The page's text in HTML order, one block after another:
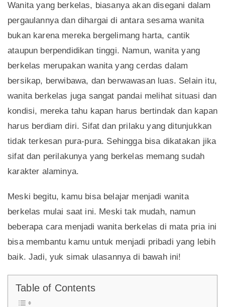
Wanita yang berkelas, biasanya akan disegani dalam
pergaulannya dan dihargai di antara sesama wanita
bukan karena mereka bergelimang harta, cantik
ataupun berpendidikan tinggi. Namun, wanita yang
berkelas merupakan wanita yang cerdas dalam
bersikap, berwibawa, dan berwawasan luas. Selain itu,
wanita berkelas juga sangat pandai melihat situasi dan
kondisi, mereka tahu kapan harus bertindak dan kapan
harus berdiam diri. Sifat dan prilaku yang ditunjukkan
tidak terkesan pura-pura. Sehingga bisa dikatakan jika
sifat dan perilakunya yang berkelas memang sudah
karakter alaminya.
Meski begitu, kamu bisa belajar menjadi wanita
berkelas mulai saat ini. Meski tak mudah, namun
beberapa cara menjadi wanita berkelas di mata pria ini
bisa membantu kamu untuk menjadi pribadi yang lebih
baik. Jadi, yuk simak ulasannya di bawah ini!
Table of Contents